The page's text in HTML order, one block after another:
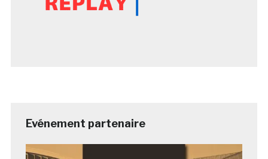
Evénement partenaire